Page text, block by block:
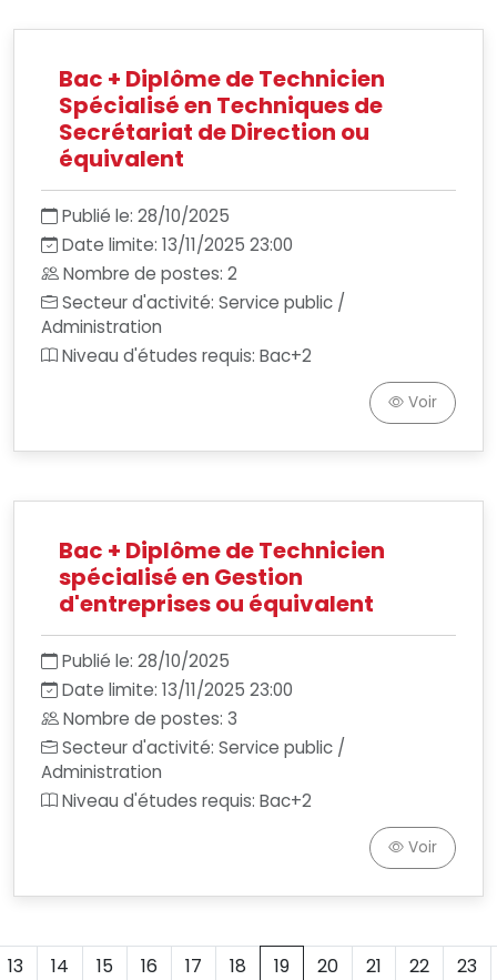
Bac + Diplôme de Technicien
Spécialisé en Techniques de
Secrétariat de Direction ou
équivalent
Publié le: 28/10/2025
Date limite: 13/11/2025 23:00
Nombre de postes: 2
Secteur d'activité: Service public /
Administration
Niveau d'études requis: Bac+2
Voir
Bac + Diplôme de Technicien
spécialisé en Gestion
d'entreprises ou équivalent
Publié le: 28/10/2025
Date limite: 13/11/2025 23:00
Nombre de postes: 3
Secteur d'activité: Service public /
Administration
Niveau d'études requis: Bac+2
Voir
13 14 15 16 17 18 19 20 21 22 23